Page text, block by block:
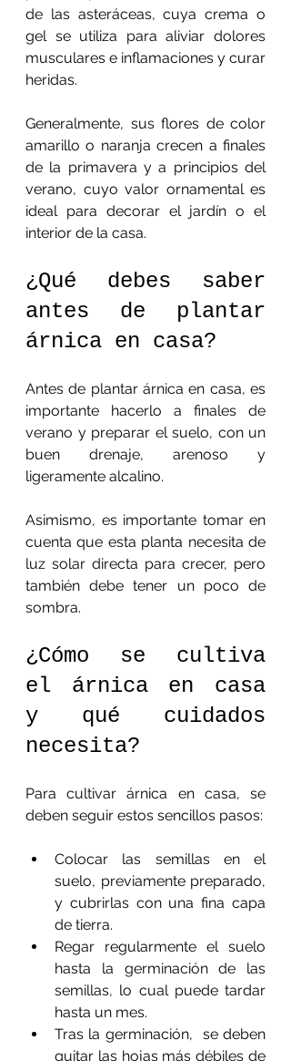
de las asteráceas, cuya crema o
gel se utiliza para aliviar dolores
musculares e inflamaciones y curar
heridas.
Generalmente, sus flores de color
amarillo o naranja crecen a finales
de la primavera y a principios del
verano, cuyo valor ornamental es
ideal para decorar el jardín o el
interior de la casa.
¿Qué debes saber
antes de plantar
árnica en casa?
Antes de plantar árnica en casa, es
importante hacerlo a finales de
verano y preparar el suelo, con un
buen drenaje, arenoso y
ligeramente alcalino.
Asimismo, es importante tomar en
cuenta que esta planta necesita de
luz solar directa para crecer, pero
también debe tener un poco de
sombra.
¿Cómo se cultiva
el árnica en casa
y qué cuidados
necesita?
Para cultivar árnica en casa, se
deben seguir estos sencillos pasos:
Colocar las semillas en el
suelo, previamente preparado,
y cubrirlas con una fina capa
de tierra.
Regar regularmente el suelo
hasta la germinación de las
semillas, lo cual puede tardar
hasta un mes.
Tras la germinación,  se deben
quitar las hojas más débiles de